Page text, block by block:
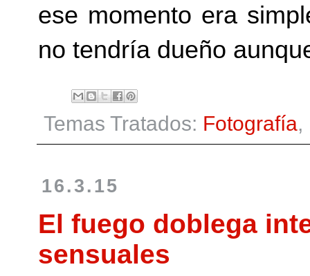
ese momento era
no tendría dueño
Temas Tratados: Fotografía,
16.3.15
El fuego doblega
sensuales